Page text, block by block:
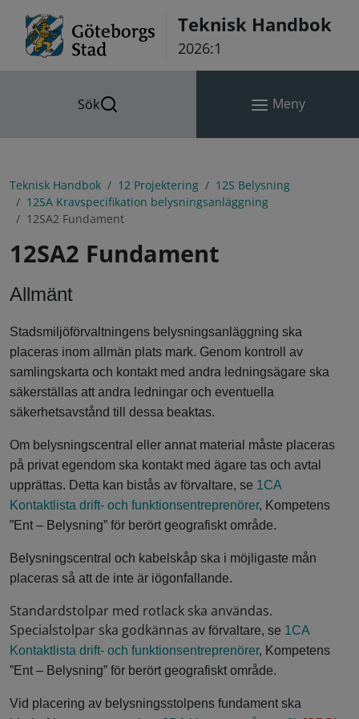
Teknisk Handbok
2026:1
Sök Meny
Teknisk Handbok 12 Projektering
12S Belysning
12SA Kravspecifikation belysningsanläggning
12SA2 Fundament
12SA2 Fundament
Allmänt
Stadsmiljöförvaltningens belysningsanläggning ska
placeras inom allmän plats mark. Genom kontroll av
samlingskarta och kontakt med andra ledningsägare ska
säkerställas att andra ledningar och eventuella
säkerhetsavstånd till dessa beaktas.
Om belysningscentral eller annat material måste placeras
på privat egendom ska kontakt med ägare tas och avtal
upprättas. Detta kan bistås av förvaltare, se 1CA
Kontaktlista drift- och funktionsentreprenörer, Kompetens
”Ent – Belysning” för berört geografiskt område.
Belysningscentral och kabelskåp ska i möjligaste mån
placeras så att de inte är iögonfallande.
Standardstolpar med rotlack ska användas.
Specialstolpar ska godkännas av förvaltare, se 1CA
Kontaktlista drift- och funktionsentreprenörer, Kompetens
”Ent – Belysning” för berört geografiskt område.
Vid placering av belysningsstolpens fundament ska